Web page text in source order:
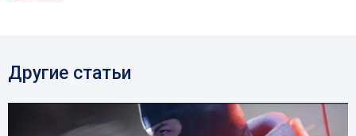
Другие статьи